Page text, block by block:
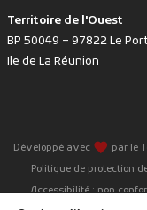
Territoire de l'Ouest
BP 50049 – 97822 Le
Ile de La Réunion
Développé avec favorite par le
Politique de protection
Accessibilité : non